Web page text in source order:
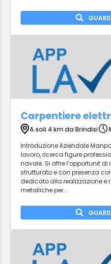
Carpentiere
A soli 4 km da Brindisi
Introduzione Aziendale
lavoro, ricerca figure
navale. Si offre l’opportunit di
strutturato e con presenza
dedicato alla realizzazione e
metalliche per...